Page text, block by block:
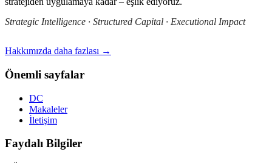
Strategic Intelligence · Structured Capital · Executional Impact
Hakkımızda daha fazlası →
Önemli sayfalar
DC
Makaleler
İletişim
Faydalı Bilgiler